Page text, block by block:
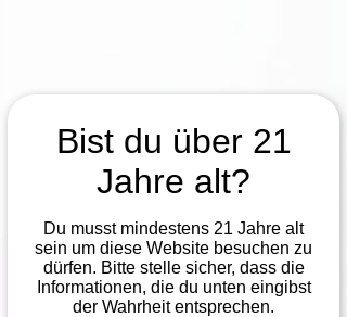
Bist du über 21
Jahre alt?
Du musst mindestens 21 Jahre alt
sein um diese Website besuchen zu
dürfen. Bitte stelle sicher, dass die
Informationen, die du unten eingibst
der Wahrheit entsprechen.